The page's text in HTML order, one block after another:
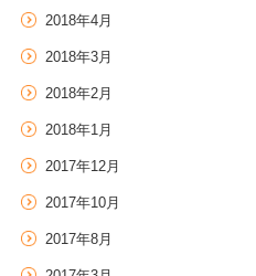
2018年4月
2018年3月
2018年2月
2018年1月
2017年12月
2017年10月
2017年8月